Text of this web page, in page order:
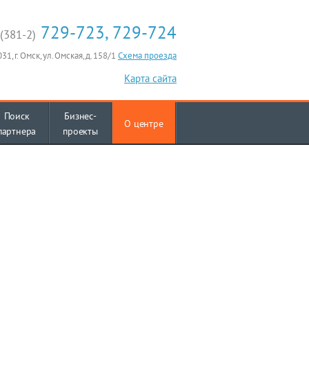
2) 729-723, 729-724
г. Омск, ул. Омская, д. 158/1 Схема проезда
Карта сайта
Поиск
Бизнес-
проекты
О центре